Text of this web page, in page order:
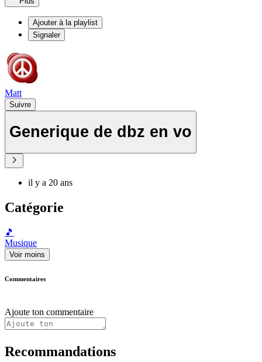
Ajouter à la playlist
Signaler
Matt
Suivre
Generique de dbz en vo
il y a 20 ans
Catégorie
🎵
Musique
Voir moins
Commentaires
Ajoute ton commentaire
Recommandations